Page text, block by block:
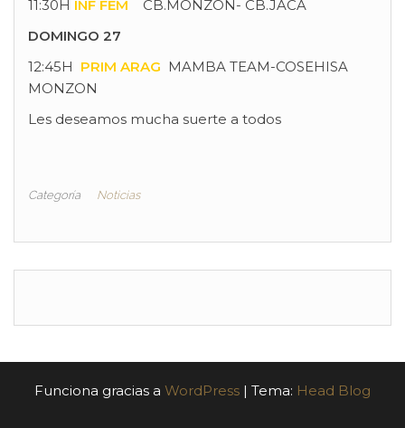
11:30H INF FEM CB.MONZON- CB.JACA
DOMINGO 27
12:45H PRIM ARAG MAMBA TEAM-COSEHISA
MONZON
Les deseamos mucha suerte a todos
Categoría Noticias
Funciona gracias a WordPress | Tema: Head Blog